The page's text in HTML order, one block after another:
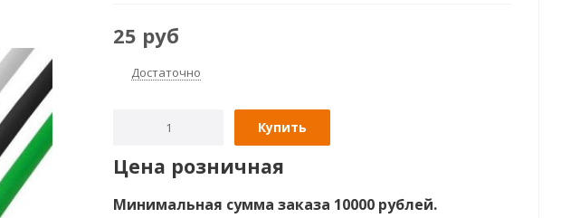
25 руб
Достаточно
Купить
Цена розничная
Минимальная сумма заказа 10000 рублей.